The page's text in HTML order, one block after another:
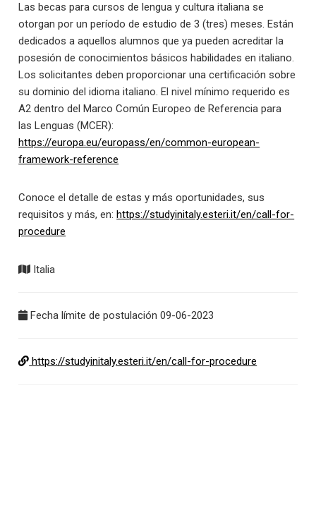
Las becas para cursos de lengua y cultura italiana se
otorgan por un período de estudio de 3 (tres) meses. Están
dedicados a aquellos alumnos que ya pueden acreditar la
posesión de conocimientos básicos habilidades en italiano.
Los solicitantes deben proporcionar una certificación sobre
su dominio del idioma italiano. El nivel mínimo requerido es
A2 dentro del Marco Común Europeo de Referencia para
las Lenguas (MCER):
https://europa.eu/europass/en/common-european-
framework-reference
Conoce el detalle de estas y más oportunidades, sus
requisitos y más, en:https://studyinitaly.esteri.it/en/call-for-
procedure
Italia
Fecha límite de postulación 09-06-2023
https://studyinitaly.esteri.it/en/call-for-procedure